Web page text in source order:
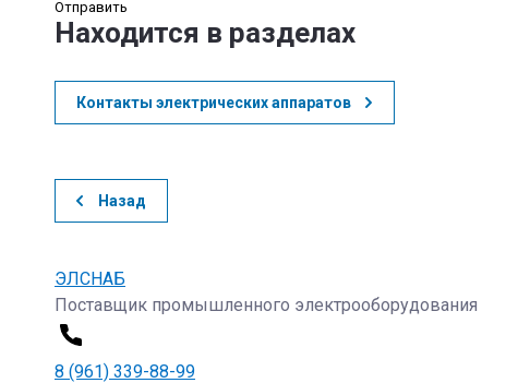
Отправить
Находится в разделах
Контакты электрических аппаратов
Назад
ЭЛСНАБ
Поставщик промышленного электрооборудования
8 (961) 339-88-99